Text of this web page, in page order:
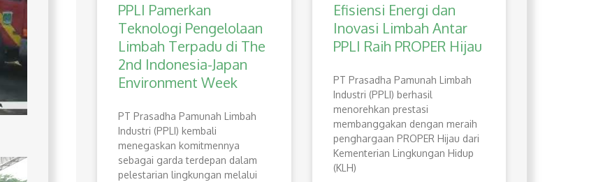
PPLI Pamerkan
Teknologi Pengelolaan
Limbah Terpadu di The
2nd Indonesia-Japan
Environment Week
PT Prasadha Pamunah Limbah
Industri (PPLI) kembali
menegaskan komitmennya
sebagai garda terdepan dalam
pelestarian lingkungan melalui
Efisiensi Energi dan
Inovasi Limbah Antar
PPLI Raih PROPER Hijau
PT Prasadha Pamunah Limbah
Industri (PPLI) berhasil
menorehkan prestasi
membanggakan dengan meraih
penghargaan PROPER Hijau dari
Kementerian Lingkungan Hidup
(KLH)